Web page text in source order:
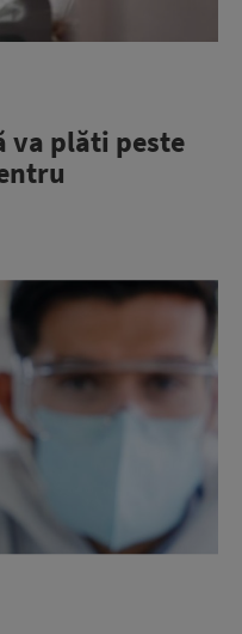
va plăti peste